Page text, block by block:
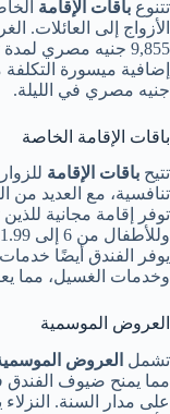
تتنوع باقات الإقامة
الأزواج إلى العائلات.
9,855 جنيه مصري
جنيه مصري في الليلة.
باقات الإقامة الخاصة
تتيح باقات الإقامة
تنافسية، مع العديد من
يوفر الفندق أيضًا
وخدمات الغسيل، مما
العروض الموسمية
تشمل العروض
مما يمنح ضيوف الفندق
على مدار السنة.